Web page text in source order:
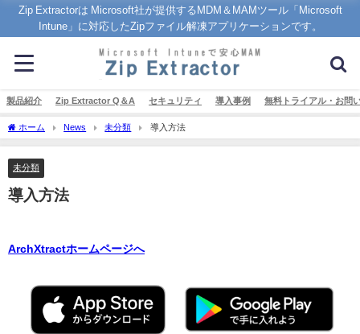
Zip Extractorは Microsoft社が提供するMDM＆MAMツール「Microsoft
Intune」に対応したZipファイル解凍アプリケーションです。
製品紹介 Zip Extractor Q＆A セキュリティ 導入事例 無料トライアル・お問
ホーム News 未分類 導入方法
未分類
導入方法
ArchXtractホームページへ